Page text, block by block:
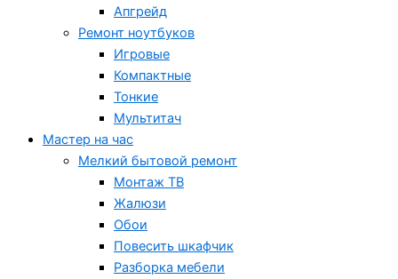
Апгрейд
Ремонт ноутбуков
Игровые
Компактные
Тонкие
Мультитач
Мастер на час
Мелкий бытовой ремонт
Монтаж ТВ
Жалюзи
Обои
Повесить шкафчик
Разборка мебели